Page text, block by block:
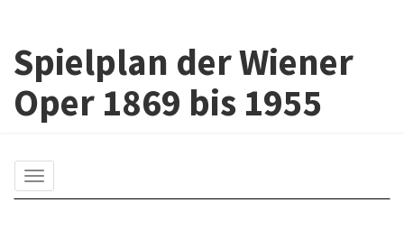
Spielplan der Wiener
Oper 1869 bis 1955
Toggle
navigation